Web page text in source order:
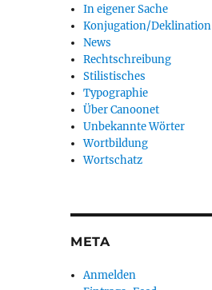
In eigener Sache
Konjugation/Deklination
News
Rechtschreibung
Stilistisches
Typographie
Über Canoonet
Unbekannte Wörter
Wortbildung
Wortschatz
META
Anmelden